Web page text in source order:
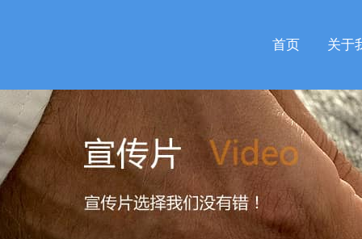
首页 关于